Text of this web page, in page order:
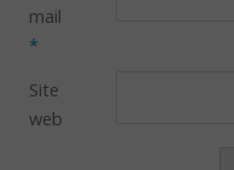
mail
*
Site
web